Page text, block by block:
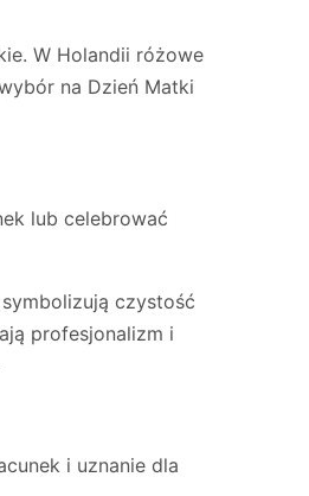
W Holandii różowe
na Dzień Matki
lub celebrować
czystość
profesjonalizm i
i uznanie dla